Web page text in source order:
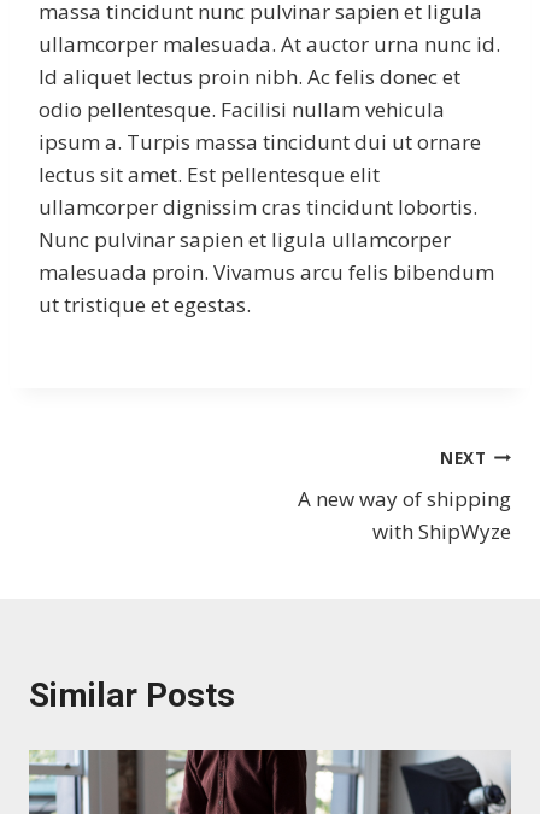
massa tincidunt nunc pulvinar sapien et ligula
ullamcorper malesuada. At auctor urna nunc id.
Id aliquet lectus proin nibh. Ac felis donec et
odio pellentesque. Facilisi nullam vehicula
ipsum a. Turpis massa tincidunt dui ut ornare
lectus sit amet. Est pellentesque elit
ullamcorper dignissim cras tincidunt lobortis.
Nunc pulvinar sapien et ligula ullamcorper
malesuada proin. Vivamus arcu felis bibendum
ut tristique et egestas.
NEXT
A new way of shipping
with ShipWyze
Similar Posts